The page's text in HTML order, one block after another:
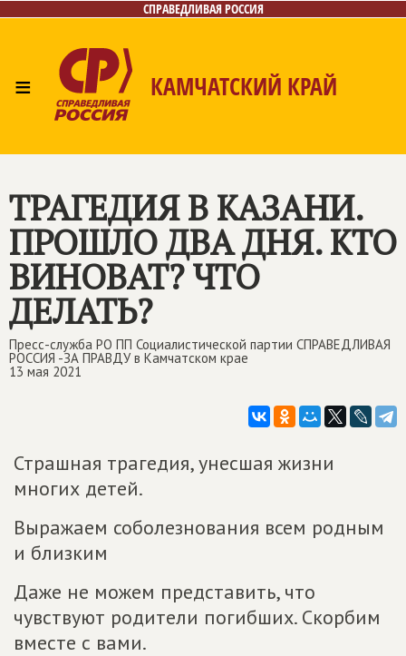
СПРАВЕДЛИВАЯ РОССИЯ
≡ КАМЧАТСКИЙ КРАЙ
Контакты
ТРАГЕДИЯ В КАЗАНИ.
ПРОШЛО ДВА ДНЯ. КТО
ВИНОВАТ? ЧТО
ДЕЛАТЬ?
Пресс-служба РО ПП Социалистической партии СПРАВЕДЛИВАЯ
РОССИЯ -ЗА ПРАВДУ в Камчатском крае
13 мая 2021
Страшная трагедия, унесшая жизни
многих детей.
Выражаем соболезнования всем родным
и близким
Даже не можем представить, что
чувствуют родители погибших. Скорбим
вместе с вами.